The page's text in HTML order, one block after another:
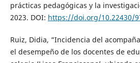
prácticas pedagógicas y la
2023. DOI: https://doi.org/10.22430/
Ruiz, Didia, “Incidencia del
el desempeño de los docentes de